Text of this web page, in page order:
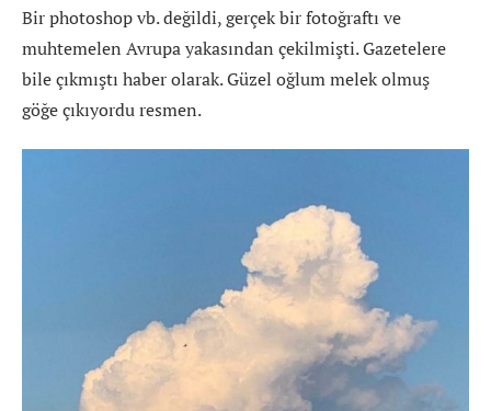
Bir photoshop vb. değildi, gerçek bir fotoğraftı ve
muhtemelen Avrupa yakasından çekilmişti. Gazetelere
bile çıkmıştı haber olarak. Güzel oğlum melek olmuş
göğe çıkıyordu resmen.